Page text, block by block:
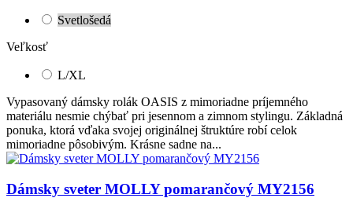
Svetlošedá
Veľkosť
L/XL
Vypasovaný dámsky rolák OASIS z mimoriadne príjemného
materiálu nesmie chýbať pri jesennom a zimnom stylingu. Základná
ponuka, ktorá vďaka svojej originálnej štruktúre robí celok
mimoriadne pôsobivým. Krásne sadne na...
Dámsky sveter MOLLY pomarančový MY2156